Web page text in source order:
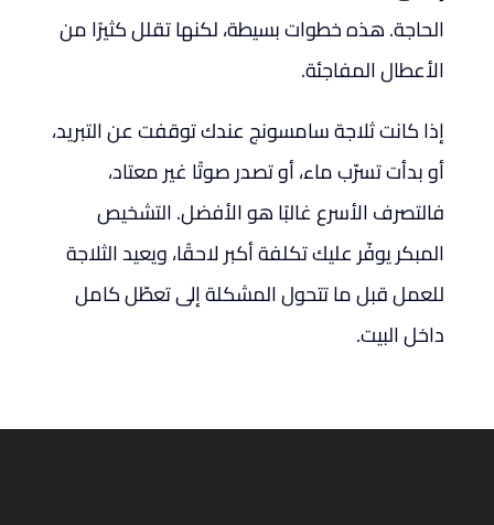
الحاجة. هذه خطوات بسيطة، لكنها تقلل كثيرًا من
الأعطال المفاجئة.
إذا كانت ثلاجة سامسونج عندك توقفت عن التبريد،
أو بدأت تسرّب ماء، أو تصدر صوتًا غير معتاد،
فالتصرف الأسرع غالبًا هو الأفضل. التشخيص
المبكر يوفّر عليك تكلفة أكبر لاحقًا، ويعيد الثلاجة
للعمل قبل ما تتحول المشكلة إلى تعطّل كامل
داخل البيت.